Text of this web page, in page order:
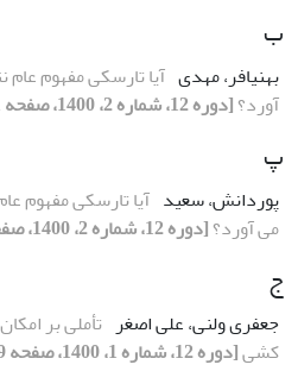
ب
بهنیافر، مهدی آیا تارسکی مفهوم
آورد؟[دوره 12، شماره 2، 1400، صفحه 31-55]
پ
پوردانش، سعید آیا تارسکی مفهوم
می آورد؟[دوره 12، شماره 2، 1400، صفحه 31-55]
ج
جعفری ولنی، علی اصغر تأملی بر
کشی[دوره 12، شماره 1، 1400، صفحه 39-57]